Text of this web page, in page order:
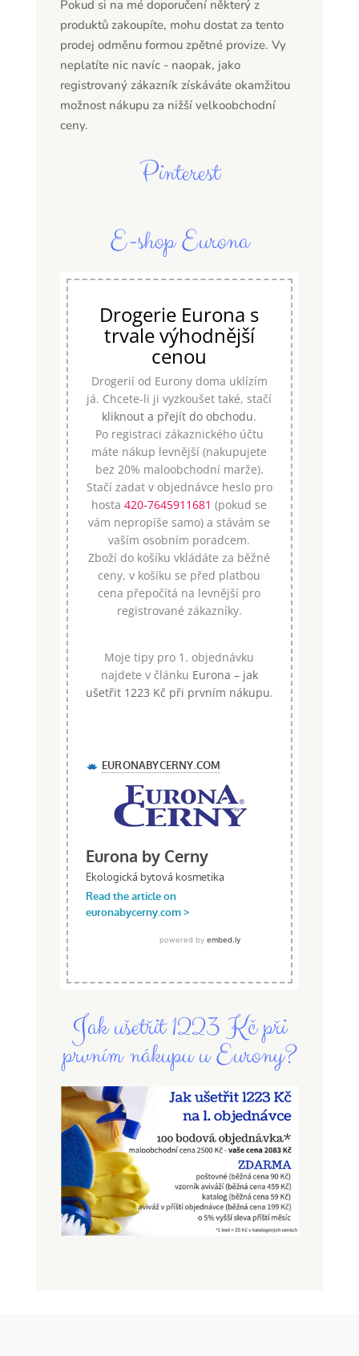
Pokud si na mé doporučení některý z
produktů zakoupíte, mohu dostat za tento
prodej odměnu formou zpětné provize. Vy
neplatíte nic navíc - naopak, jako
registrovaný zákazník získáváte okamžitou
možnost nákupu za nižší velkoobchodní
ceny.
Pinterest
E-shop Eurona
Drogerie Eurona s
trvale výhodnější
cenou
Drogerií od Eurony doma uklízím
já. Chcete-li ji vyzkoušet také, stačí
kliknout a přejít do obchodu.
Po registraci zákaznického účtu
máte nákup levnější (nakupujete
bez 20% maloobchodní marže).
Stačí zadat v objednávce heslo pro
hosta420-7645911681 (pokud se
vám nepropíše samo) a stávám se
vaším osobním poradcem.
Zboží do košíku vkládáte za běžné
ceny, v košíku se před platbou
cena přepočítá na levnější pro
registrované zákazníky.
Moje tipy pro 1. objednávku
najdete v článku Eurona – jak
ušetřit 1223 Kč při prvním nákupu.
Jak ušetřit 1223 Kč při
prvním nákupu u Eurony?